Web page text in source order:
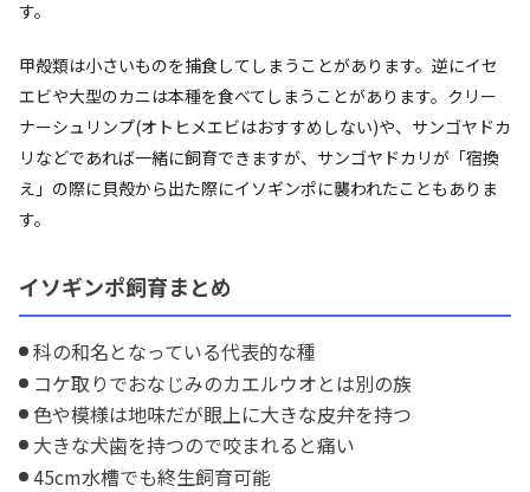
す。
甲殻類は小さいものを捕食してしまうことがあります。逆にイセ
エビや大型のカニは本種を食べてしまうことがあります。クリー
ナーシュリンプ(オトヒメエビはおすすめしない)や、サンゴヤドカ
リなどであれば一緒に飼育できますが、サンゴヤドカリが「宿換
え」の際に貝殻から出た際にイソギンポに襲われたこともありま
す。
イソギンポ飼育まとめ
科の和名となっている代表的な種
コケ取りでおなじみのカエルウオとは別の族
色や模様は地味だが眼上に大きな皮弁を持つ
大きな犬歯を持つので咬まれると痛い
45cm水槽でも終生飼育可能